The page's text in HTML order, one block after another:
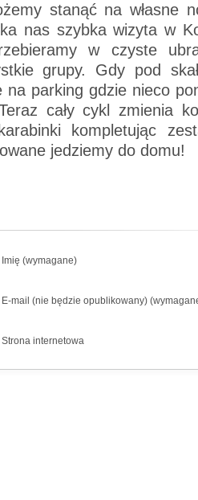
stanąć na własne
nas szybka wizyta w
w czyste
grupy. Gdy pod
na parking gdzie nieco
cały cykl zmienia
kompletując
jedziemy do domu!
Imię (wymagane)
E-mail (nie będzie opublikowany)
Strona internetowa